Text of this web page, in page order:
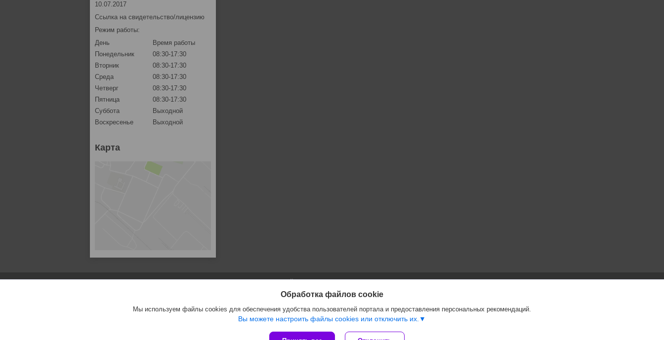
10.07.2017
Ссылка на свидетельство/лицензию
Режим работы:
День
Время работы
Понедельник
08:30-17:30
Вторник
08:30-17:30
Среда
08:30-17:30
Четверг
08:30-17:30
Пятница
08:30-17:30
Суббота
Выходной
Воскресенье
Выходной
Карта
Сайт создан на платформе Deal.by
Политика обработки файлов cookies
Обработка файлов cookie
Мы используем файлы cookies для обеспечения удобства пользователей портала и предоставления персональных рекомендаций.
Вы можете настроить файлы cookies или отключить их.
ООО "Инжеком" |
Пожаловаться на контент
Select Language ▼